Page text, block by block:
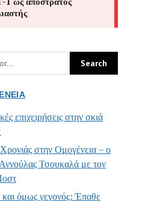
επιχειρήσεις στην σκιά
στην Ομογένεια – ο
Τσουκαλά με τον
όμως γεγονός: Έπαθε